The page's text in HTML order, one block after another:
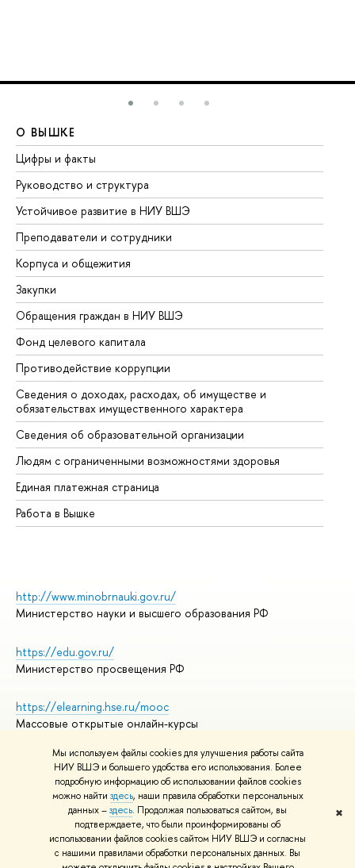
Мы используем файлы cookies для улучшения работы сайта
НИУ ВШЭ и большего удобства его использования. Более
подробную информацию об использовании файлов cookies
можно найти здесь, наши правила обработки персональных
данных –здесь. Продолжая пользоваться сайтом, вы
подтверждаете, что были проинформированы об
использовании файлов cookies сайтом НИУ ВШЭ и согласны
с нашими правилами обработки персональных данных. Вы
✖
О ВЫШКЕ
Цифры и факты
Руководство и структура
Устойчивое развитие в НИУ ВШЭ
Преподаватели и сотрудники
Корпуса и общежития
Закупки
Обращения граждан в НИУ ВШЭ
Фонд целевого капитала
Противодействие коррупции
Сведения о доходах, расходах, об имуществе и
обязательствах имущественного характера
Сведения об образовательной организации
Людям с ограниченными возможностями здоровья
Единая платежная страница
Работа в Вышке
http://www.minobrnauki.gov.ru/
Министерство науки и высшего образования РФ
https://edu.gov.ru/
Министерство просвещения РФ
https://elearning.hse.ru/mooc
Массовые открытые онлайн-курсы
© НИУ ВШЭ 1993–2026
Адреса и контакты
Условия использования материалов
Политика конфиденциальности
Правила применения рекомендательных технологий в НИУ ВШЭ